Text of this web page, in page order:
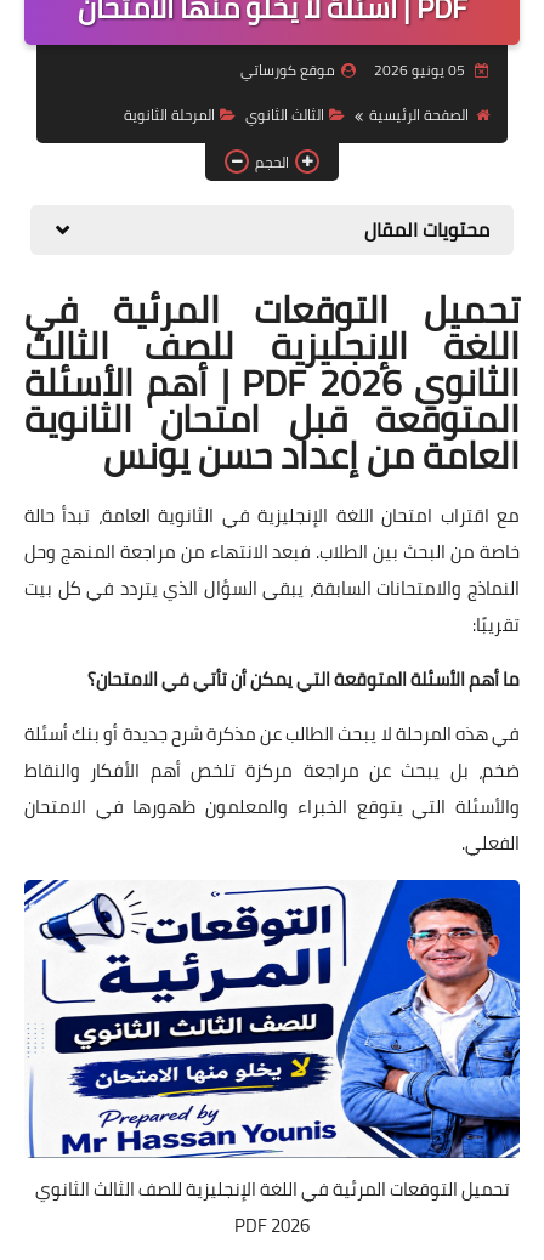
موضوعات
تكنولوجيا
صحة
موقع كورساتي
الصفحة الرئيسية
الثالث الثانوي
المرحلة الثانوية
الحجم
محتويات المقال
تحميل التوقعات المرئية في
اللغة الإنجليزية للصف الثالث
الثانوي 2026 PDF | أهم الأسئلة
المتوقعة قبل امتحان الثانوية
العامة من إعداد حسن يونس
مع اقتراب امتحان اللغة الإنجليزية في الثانوية العامة، تبدأ حالة
خاصة من البحث بين الطلاب. فبعد الانتهاء من مراجعة المنهج وحل
النماذج والامتحانات السابقة، يبقى السؤال الذي يتردد في كل بيت
تقريبًا:
ما أهم الأسئلة المتوقعة التي يمكن أن تأتي في الامتحان؟
في هذه المرحلة لا يبحث الطالب عن مذكرة شرح جديدة أو بنك أسئلة
ضخم، بل يبحث عن مراجعة مركزة تلخص أهم الأفكار والنقاط
والأسئلة التي يتوقع الخبراء والمعلمون ظهورها في الامتحان
الفعلي.
تحميل التوقعات المرئية في اللغة الإنجليزية للصف الثالث الثانوي
2026 PDF